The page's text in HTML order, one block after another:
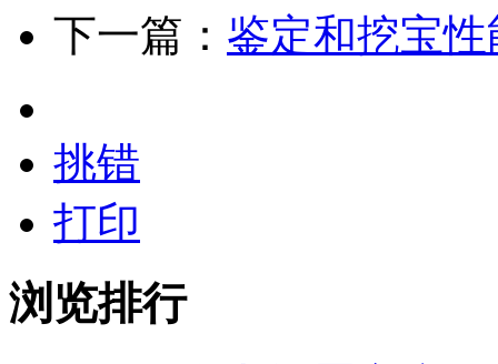
下一篇： 鉴定和挖宝
挑错
打印
浏览排行